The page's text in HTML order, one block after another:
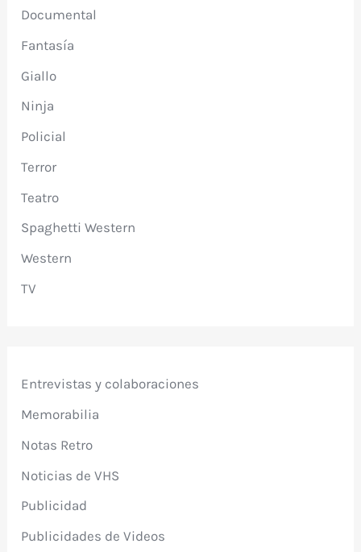
Documental
Fantasía
Giallo
Ninja
Policial
Terror
Teatro
Spaghetti Western
Western
TV
Entrevistas y colaboraciones
Memorabilia
Notas Retro
Noticias de VHS
Publicidad
Publicidades de Videos